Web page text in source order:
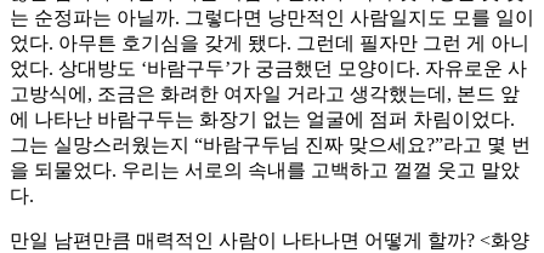
는 순정파는 아닐까. 그렇다면 낭만적인 사람일지도 모를 일이
었다. 아무튼 호기심을 갖게 됐다. 그런데 필자만 그런 게 아니
었다. 상대방도 ‘바람구두’가 궁금했던 모양이다. 자유로운 사
고방식에, 조금은 화려한 여자일 거라고 생각했는데, 본드 앞
에 나타난 바람구두는 화장기 없는 얼굴에 점퍼 차림이었다.
그는 실망스러웠는지 “바람구두님 진짜 맞으세요?”라고 몇 번
을 되물었다. 우리는 서로의 속내를 고백하고 껄껄 웃고 말았
다.
만일 남편만큼 매력적인 사람이 나타나면 어떻게 할까? <화양